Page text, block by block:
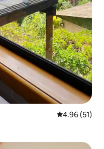
คะแนนเฉลี่ย
4.96 (51)